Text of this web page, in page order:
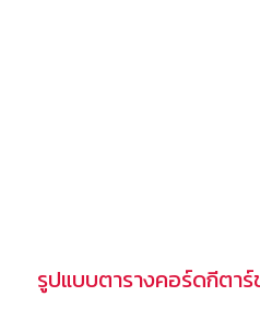
รูปแบบตารางคอร์ดกีตา